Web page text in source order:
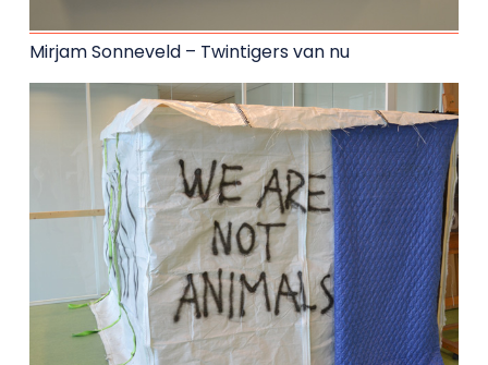
Mirjam Sonneveld – Twintigers van nu